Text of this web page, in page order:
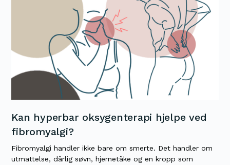
Kan hyperbar oksygenterapi hjelpe ved
fibromyalgi?
Fibromyalgi handler ikke bare om smerte. Det handler om
utmattelse, dårlig søvn, hjernetåke og en kropp som